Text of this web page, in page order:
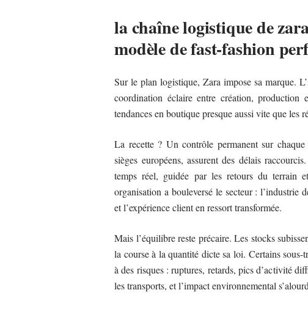
la chaîne logistique de
modèle de fast-fashion
Sur le plan logistique, Zara impose sa marque.
coordination éclaire entre création,
tendances en boutique presque aussi vite que les
La recette ? Un contrôle permanent sur
sièges européens, assurent des délais
temps réel, guidée par les retours du terrain
organisation a bouleversé le secteur : l’industrie
et l’expérience client en ressort transformée.
Mais l’équilibre reste précaire. Les stocks
la course à la quantité dicte sa loi. Certains sous-
à des risques : ruptures, retards, pics d’activité
les transports, et l’impact environnemental